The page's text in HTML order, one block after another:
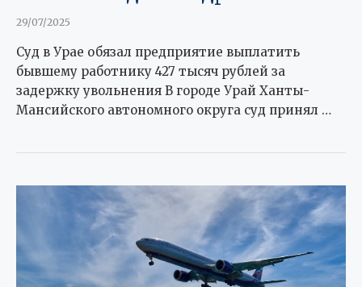
29/07/2025
Суд в Урае обязал предприятие выплатить
бывшему работнику 427 тысяч рублей за
задержку увольнения В городе Урай Ханты-
Мансийского автономного округа суд принял …